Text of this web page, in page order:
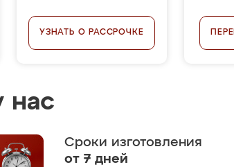
УЗНАТЬ О РАССРОЧКЕ
нас
Сроки изготовления
от 7 дней